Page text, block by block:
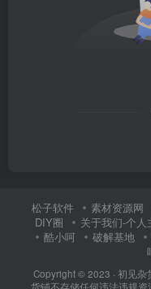
松子软件 素材资源网
DIY圈
关于我们-个人
酷小呵
破解基地
Copyright © 2023 · 初见杂